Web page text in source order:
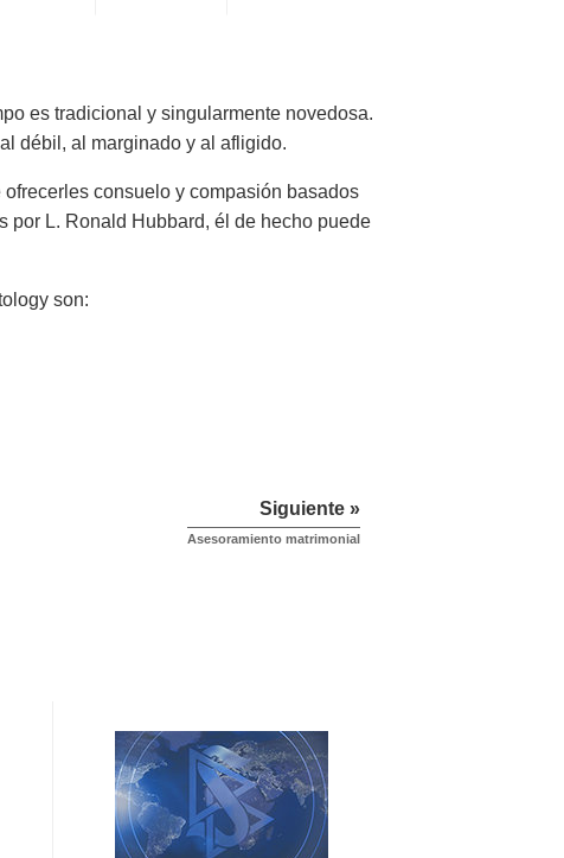
es tradicional y singularmente novedosa.
débil, al marginado y al afligido.
consuelo y compasión basados
por L. Ronald Hubbard, él de hecho puede
son:
Siguiente »
Asesoramiento matrimonial